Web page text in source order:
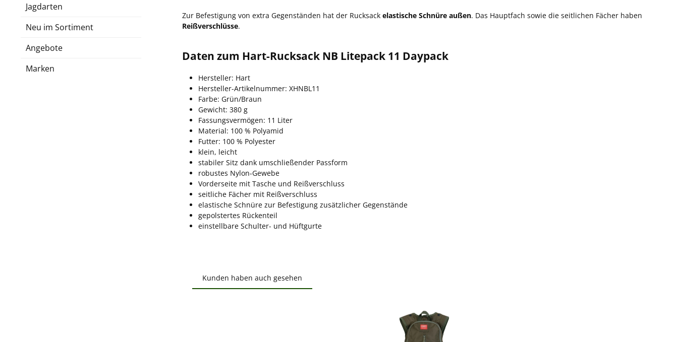
Jagdarten
Neu im Sortiment
Angebote
Marken
Zur Befestigung von extra Gegenständen hat der Rucksack elastische Schnüre außen. Das Hauptfach sowie die seitlichen Fächer haben
Reißverschlüsse.
Daten zum Hart-Rucksack NB Litepack 11 Daypack
Hersteller: Hart
Hersteller-Artikelnummer: XHNBL11
Farbe: Grün/Braun
Gewicht: 380 g
Fassungsvermögen: 11 Liter
Material: 100 % Polyamid
Futter: 100 % Polyester
klein, leicht
stabiler Sitz dank umschließender Passform
robustes Nylon-Gewebe
Vorderseite mit Tasche und Reißverschluss
seitliche Fächer mit Reißverschluss
elastische Schnüre zur Befestigung zusätzlicher Gegenstände
gepolstertes Rückenteil
einstellbare Schulter- und Hüftgurte
Kunden haben auch gesehen